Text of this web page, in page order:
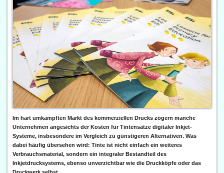
Im hart umkämpften Markt des kommerziellen Drucks zögern manche
Unternehmen angesichts der Kosten für Tintensätze digitaler Inkjet-
Systeme, insbesondere im Vergleich zu günstigeren Alternativen. Was
dabei häufig übersehen wird: Tinte ist nicht einfach ein weiteres
Verbrauchsmaterial, sondern ein integraler Bestandteil des
Inkjetdrucksystems, ebenso unverzichtbar wie die Druckköpfe oder das